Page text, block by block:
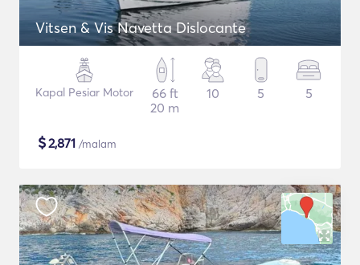
Vitsen & Vis Navetta Dislocante
Kapal Pesiar Motor
66 ft
20 m
10 5 5
$2,871 /malam